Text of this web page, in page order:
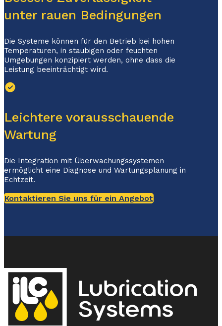
unter rauen Bedingungen
Die Systeme können für den Betrieb bei hohen
Temperaturen, in staubigen oder feuchten
Umgebungen konzipiert werden, ohne dass die
Leistung beeinträchtigt wird.
Leichtere vorausschauende
Wartung
Die Integration mit Überwachungssystemen
ermöglicht eine Diagnose und Wartungsplanung in
Echtzeit.
Kontaktieren Sie uns für ein Angebot